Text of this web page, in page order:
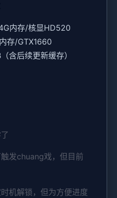
内存/核显HD520
存/GTX1660
含后续更新缓存）
发chuang戏，但目前
机解锁，但为方便进度